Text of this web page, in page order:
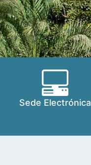
Sede Electrónica